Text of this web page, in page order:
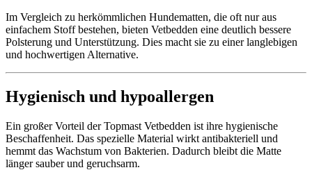
Im Vergleich zu herkömmlichen Hundematten, die oft nur aus
einfachem Stoff bestehen, bieten Vetbedden eine deutlich bessere
Polsterung und Unterstützung. Dies macht sie zu einer langlebigen
und hochwertigen Alternative.
Hygienisch und hypoallergen
Ein großer Vorteil der Topmast Vetbedden ist ihre hygienische
Beschaffenheit. Das spezielle Material wirkt antibakteriell und
hemmt das Wachstum von Bakterien. Dadurch bleibt die Matte
länger sauber und geruchsarm.